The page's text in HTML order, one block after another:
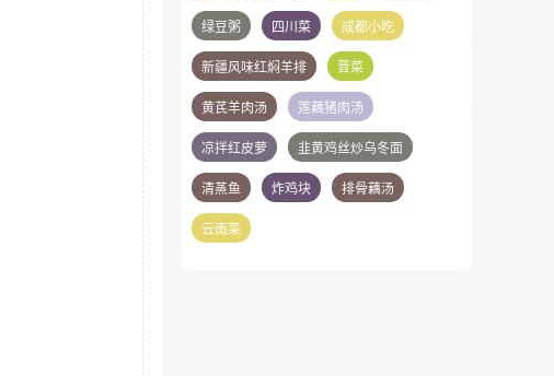
绿豆粥 四川菜 成都小吃
新疆风味红焖羊排 晋菜
黄芪羊肉汤 莲藕猪肉汤
凉拌红皮萝 韭黄鸡丝炒乌冬面
清蒸鱼 炸鸡块 排骨藕汤
云南菜